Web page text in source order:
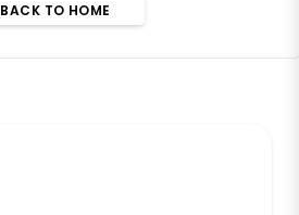
BACK TO HOME